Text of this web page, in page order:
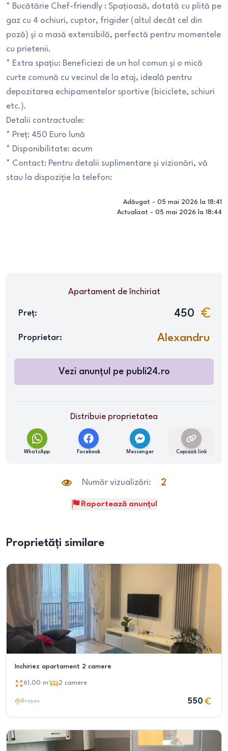
* Bucătărie Chef-friendly : Spațioasă, dotată cu plită pe
gaz cu 4 ochiuri, cuptor, frigider (altul decât cel din
poză) și o masă extensibilă, perfectă pentru momentele
cu prietenii.
* Extra spațiu: Beneficiezi de un hol comun și o mică
curte comună cu vecinul de la etaj, ideală pentru
depozitarea echipamentelor sportive (biciclete, schiuri
etc.).
Detalii contractuale:
* Preț: 450 Euro lună
* Disponibilitate: acum
* Contact: Pentru detalii suplimentare și vizionări, vă
stau la dispoziție la telefon:
Adăugat - 05 mai 2026 la 18:41
Actualizat - 05 mai 2026 la 18:44
Apartamentde închiriat
Preț: 450
Proprietar: Alexandru
Vezi anunțul pe publi24.ro
Distribuie proprietatea
WhatsApp Facebook Messenger Copiază link
Număr vizualizări: 2
Raportează anunțul
Proprietăți similare
Inchiriez apartament 2 camere
61.00 m² 2 camere
Brașov 550